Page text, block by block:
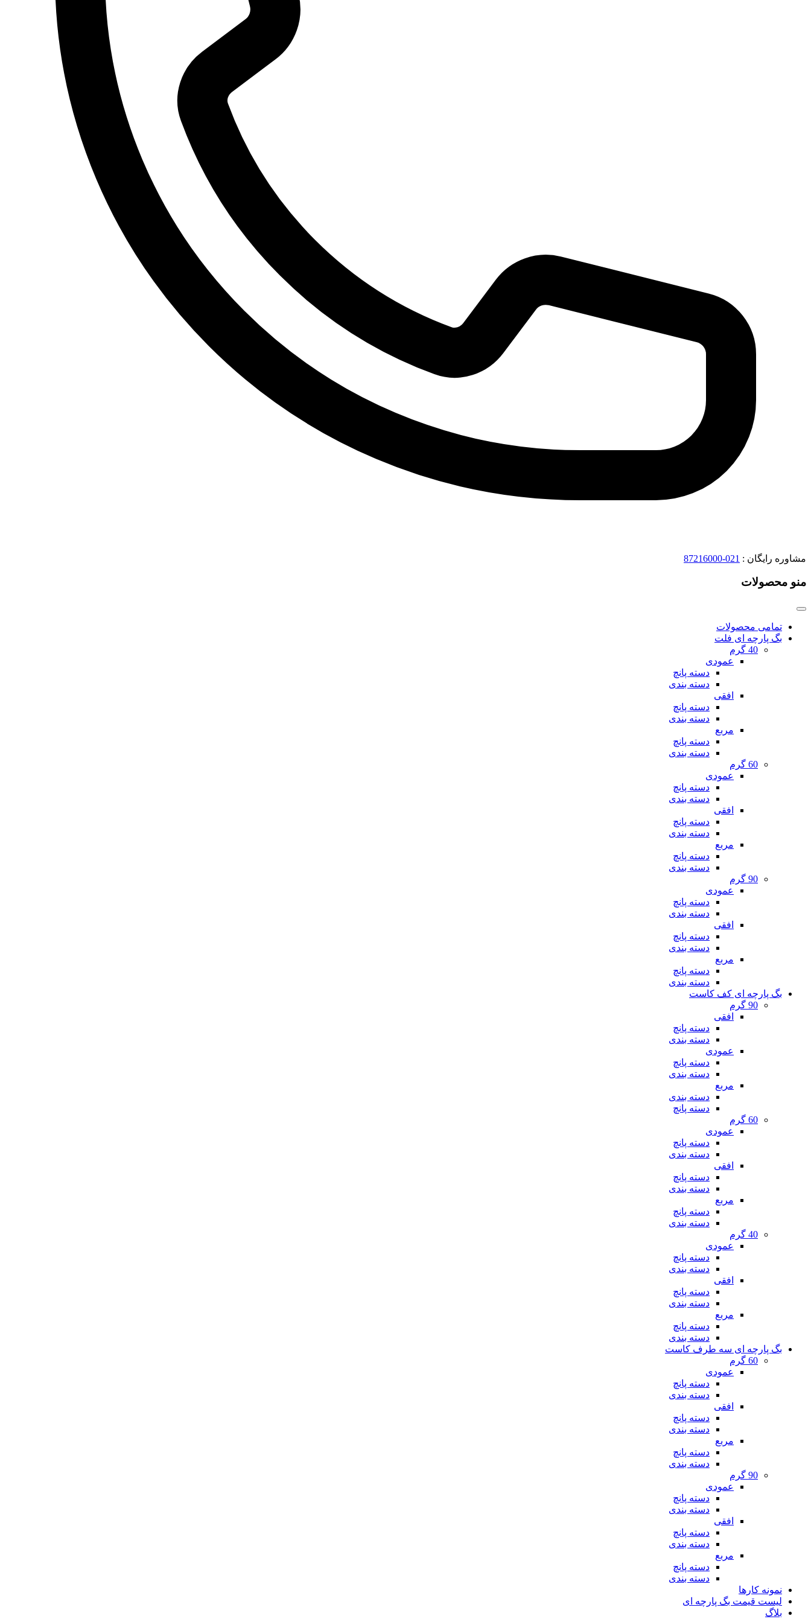
مشاوره رایگان : 021-87216000
منو محصولات
تمامی محصولات
بگ پارچه ای فلت
40 گرم
عمودی
دسته پانچ
دسته بندی
افقی
دسته پانچ
دسته بندی
مربع
دسته پانچ
دسته بندی
60 گرم
عمودی
دسته پانچ
دسته بندی
افقی
دسته پانچ
دسته بندی
مربع
دسته پانچ
دسته بندی
90 گرم
عمودی
دسته پانچ
دسته بندی
افقی
دسته پانچ
دسته بندی
مربع
دسته پانچ
دسته بندی
بگ پارچه ای کف کاست
90 گرم
افقی
دسته پانچ
دسته بندی
عمودی
دسته پانچ
دسته بندی
مربع
دسته بندی
دسته پانچ
60 گرم
عمودی
دسته پانچ
دسته بندی
افقی
دسته پانچ
دسته بندی
مربع
دسته پانچ
دسته بندی
40 گرم
عمودی
دسته پانچ
دسته بندی
افقی
دسته پانچ
دسته بندی
مربع
دسته پانچ
دسته بندی
بگ پارچه ای سه طرف کاست
60 گرم
عمودی
دسته پانچ
دسته بندی
افقی
دسته پانچ
دسته بندی
مربع
دسته پانچ
دسته بندی
90 گرم
عمودی
دسته پانچ
دسته بندی
افقی
دسته پانچ
دسته بندی
مربع
دسته پانچ
دسته بندی
نمونه کارها
لیست قیمت بگ پارچه ای
بلاگ